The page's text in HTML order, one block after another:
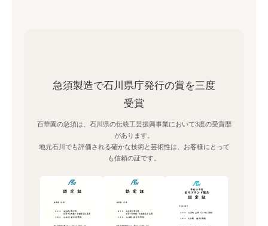
急須製造で石川県庁発行の賞を三度
受賞
百華園の急須は、石川県の伝統工芸振興事業において3度の受賞歴
があります。
地元石川でも評価される確かな技術と芸術性は、お客様にとって
も信頼の証です。